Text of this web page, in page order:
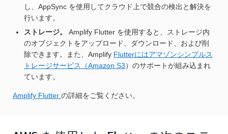
し、AppSync を使用してクラウド上で競合の検出と解決を
行います。
ストレージ。
Amplify Flutter を使用すると、ストレージ内
のオブジェクトをアップロード、ダウンロード、および削
除できます。また、Amplify Flutterにはアマゾンシンプルス
トレージサービス（Amazon S3）のサポートが組み込まれ
ています。
Amplify Flutter の詳細をご覧ください。